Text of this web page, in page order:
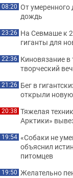
08:20 От умеренного
дождь
23:26 На Севмаше к
гиганты для
22:36 Киновязание в
творческий
21:26 Бег в
открыли
20:38 Тяжелая
Арктики»
19:54 «Собаки не
объяснил
питомцев
19:50 Желательно